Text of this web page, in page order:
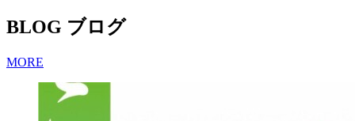
BLOG ブログ
MORE